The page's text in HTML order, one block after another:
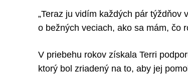
„Teraz ju vidím každých pár
o bežných veciach, ako sa mám, čo
V priebehu rokov získala Terri
ktorý bol zriadený na to, aby jej